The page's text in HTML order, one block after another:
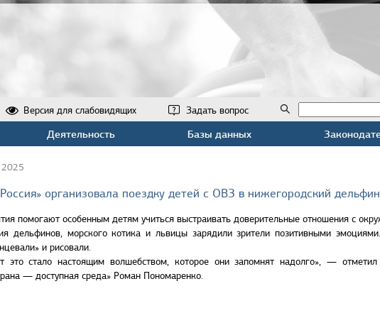
Задать вопрос
Версия для слабовидящих
Деятельность Базы данных
организовала поездку детей с ОВЗ в нижегородский
помогают особенным детям учиться выстраивать доверительные отношения с
дельфинов, морского котика и львицы зарядили зрители позитивными
и рисовали.
это стало настоящим волшебством, которое они запомнят надолго», — отметил
— доступная среда» Роман Пономаренко.